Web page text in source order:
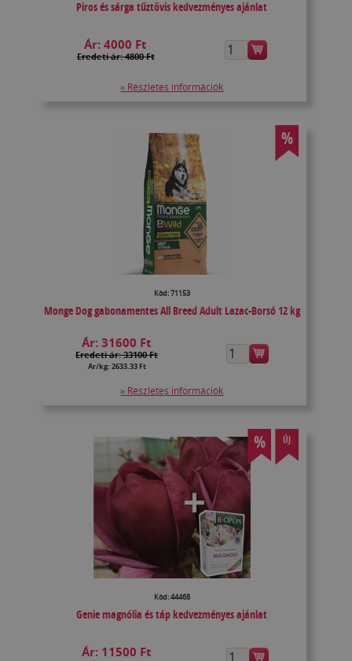
Piros és sárga tűztövis kedvezményes ajánlat
Ár:4000 Ft
Eredeti ár: 4800 Ft
» Részletes információk
%
Kód: 71153
Monge Dog gabonamentes All Breed Adult Lazac-Borsó 12 kg
Ár:31600 Ft
Eredeti ár: 33100 Ft
Ár/kg: 2633.33 Ft
» Részletes információk
% ÚJ
Kód: 44468
Genie magnólia és táp kedvezményes ajánlat
Ár: 11500 Ft